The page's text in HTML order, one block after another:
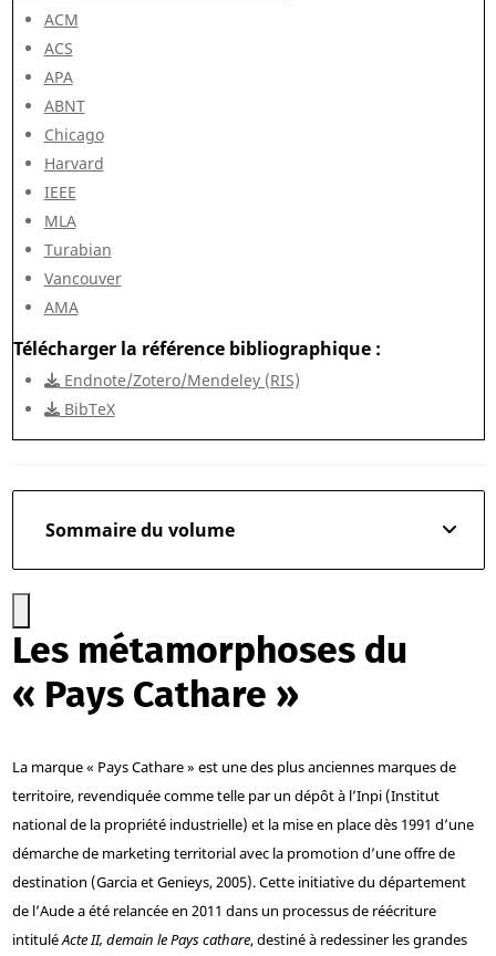
ACM
ACS
APA
ABNT
Chicago
Harvard
IEEE
MLA
Turabian
Vancouver
AMA
Télécharger la référence bibliographique
Endnote/Zotero/Mendeley (RIS)
BibTeX
Sommaire du volume
Les métamorphoses du
« Pays Cathare »
La marque « Pays Cathare » est une des plus anciennes marques de
territoire, revendiquée comme telle par un dépôt à l’Inpi (Institut
national de la propriété industrielle) et la mise en place dès 1991 d’une
démarche de marketing territorial avec la promotion d’une offre de
destination (Garcia et Genieys, 2005). Cette initiative du département
de l’Aude a été relancée en 2011 dans un processus de réécriture
intituléActe II, demain le Pays cathare, destiné à redessiner les grandes